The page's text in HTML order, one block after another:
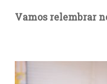
Vamos relembrar